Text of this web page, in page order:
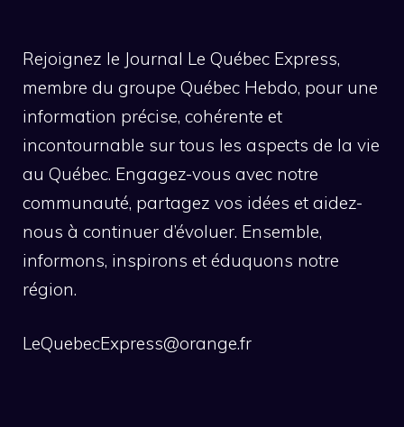
Rejoignez le Journal Le Québec Express,
membre du groupe Québec Hebdo, pour une
information précise, cohérente et
incontournable sur tous les aspects de la vie
au Québec. Engagez-vous avec notre
communauté, partagez vos idées et aidez-
nous à continuer d’évoluer. Ensemble,
informons, inspirons et éduquons notre
région.
LeQuebecExpress@orange.fr